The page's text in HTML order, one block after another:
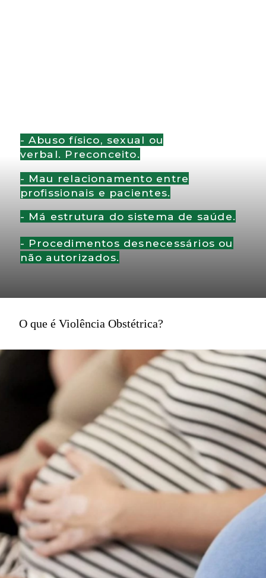
- Procedimentos desnecessários ou
não autorizados.
- Má estrutura do sistema de saúde.
- Mau relacionamento entre
profissionais e pacientes.
- Abuso físico, sexual ou
verbal. Preconceito.
O que é Violência Obstétrica?